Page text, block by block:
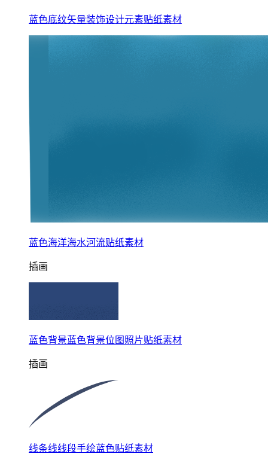
蓝色底纹矢量装饰设计元素贴纸素材
蓝色海洋海水河流贴纸素材
插画
蓝色背景蓝色背景位图照片贴纸素材
插画
线条线线段手绘蓝色贴纸素材